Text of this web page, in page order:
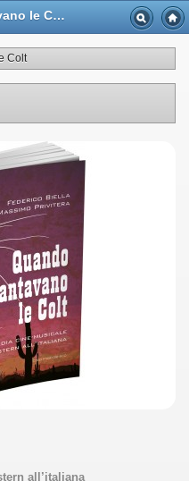
Quando cantavano le Colt - Casa Musicale Eco
Colt
all’italiana